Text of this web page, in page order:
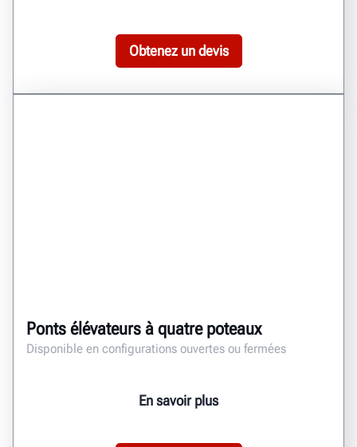
Obtenez un devis
Ponts élévateurs à quatre poteaux
Disponible en configurations ouvertes ou fermées
En savoir plus